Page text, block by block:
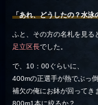
「あれ、どうしたの？水泳
ふと、その方の名札を見る
足立区長でした。
で、10：00ぐらいに、
400mの正選手が熱でぶっ
補欠の俺にお鉢が回ってき
800m1本に絞るか？